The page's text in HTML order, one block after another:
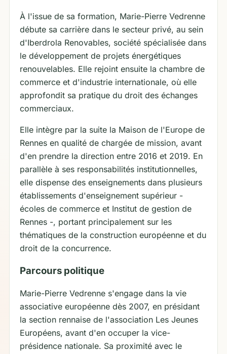
À l'issue de sa formation, Marie-Pierre Vedrenne
débute sa carrière dans le secteur privé, au sein
d'Iberdrola Renovables, société spécialisée dans
le développement de projets énergétiques
renouvelables. Elle rejoint ensuite la chambre de
commerce et d'industrie internationale, où elle
approfondit sa pratique du droit des échanges
commerciaux.
Elle intègre par la suite la Maison de l'Europe de
Rennes en qualité de chargée de mission, avant
d'en prendre la direction entre 2016 et 2019. En
parallèle à ses responsabilités institutionnelles,
elle dispense des enseignements dans plusieurs
établissements d'enseignement supérieur -
écoles de commerce et Institut de gestion de
Rennes -, portant principalement sur les
thématiques de la construction européenne et du
droit de la concurrence.
Parcours politique
Marie-Pierre Vedrenne s'engage dans la vie
associative européenne dès 2007, en présidant
la section rennaise de l'association Les Jeunes
Européens, avant d'en occuper la vice-
présidence nationale. Sa proximité avec le